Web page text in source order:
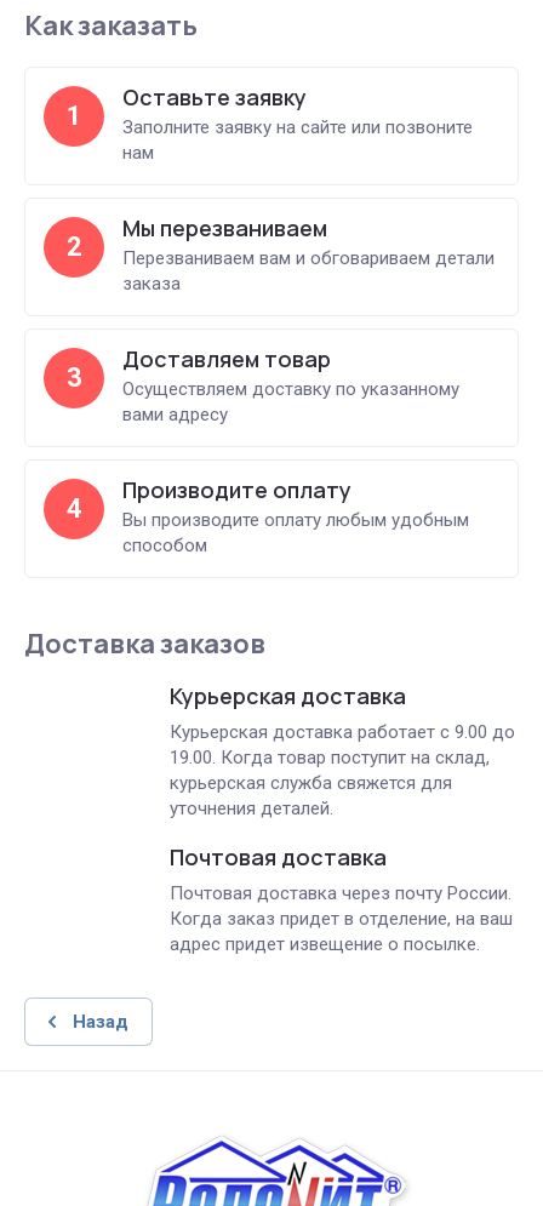
Как заказать
1
Оставьте заявку
Заполните заявку на сайте или позвоните
нам
2
Мы перезваниваем
Перезваниваем вам и обговариваем детали
заказа
3
Доставляем товар
Осуществляем доставку по указанному
вами адресу
4
Производите оплату
Вы производите оплату любым удобным
способом
Доставка заказов
Курьерская доставка
Курьерская доставка работает с 9.00 до
19.00. Когда товар поступит на склад,
курьерская служба свяжется для
уточнения деталей.
Почтовая доставка
Почтовая доставка через почту России.
Когда заказ придет в отделение, на ваш
адрес придет извещение о посылке.
Назад